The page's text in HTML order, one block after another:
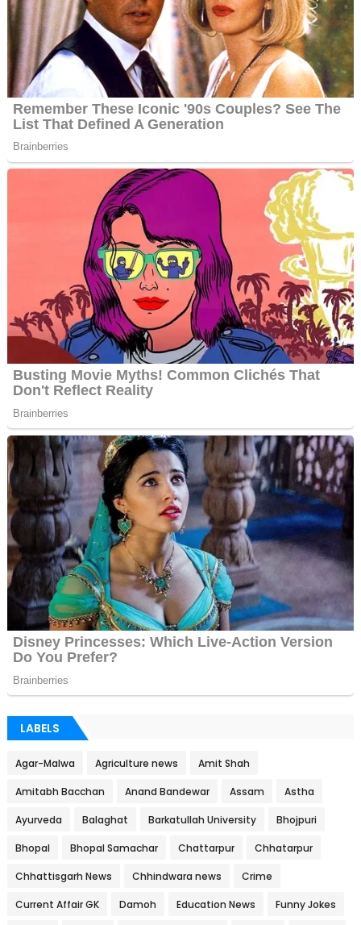
LABELS
Agar-Malwa Agriculture news Amit Shah
Amitabh Bacchan Anand Bandewar Assam Astha
Ayurveda Balaghat Barkatullah University Bhojpuri
Bhopal Bhopal Samachar Chattarpur Chhatarpur
Chhattisgarh News Chhindwara news Crime
Current Affair GK Damoh Education News Funny Jokes